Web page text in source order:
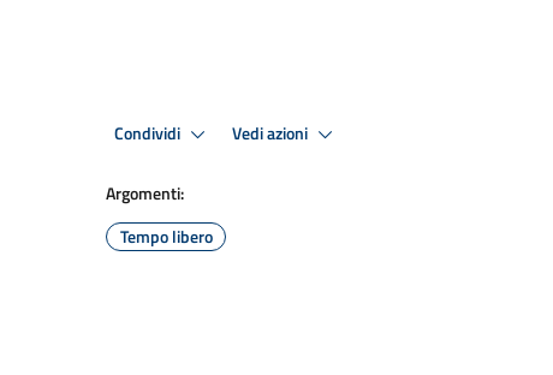
Condividi Vedi azioni
Argomenti:
Tempo libero